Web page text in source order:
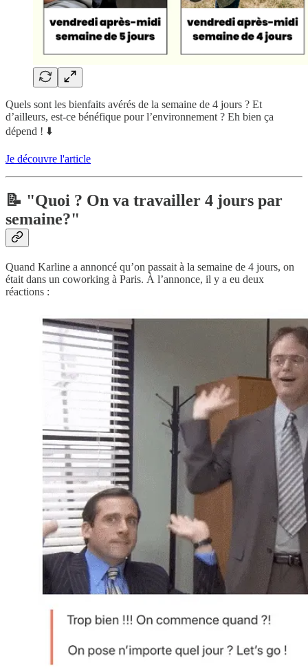
Quels sont les bienfaits avérés de la semaine de 4 jours ? Et
d’ailleurs, est-ce bénéfique pour l’environnement ? Eh bien ça
dépend ! ⬇️
Je découvre l'article
📝 "Quoi ? On va travailler 4 jours par
semaine?"
Quand Karline a annoncé qu’on passait à la semaine de 4 jours, on
était dans un coworking à Paris. À l’annonce, il y a eu deux
réactions :